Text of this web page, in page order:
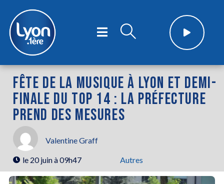
FÊTE DE LA MUSIQUE À LYON ET DEMI-
FINALE DU TOP 14 : LA PRÉFECTURE
PREND DES MESURES
Valentine Graff
le 20 juin à 09h47 Autres